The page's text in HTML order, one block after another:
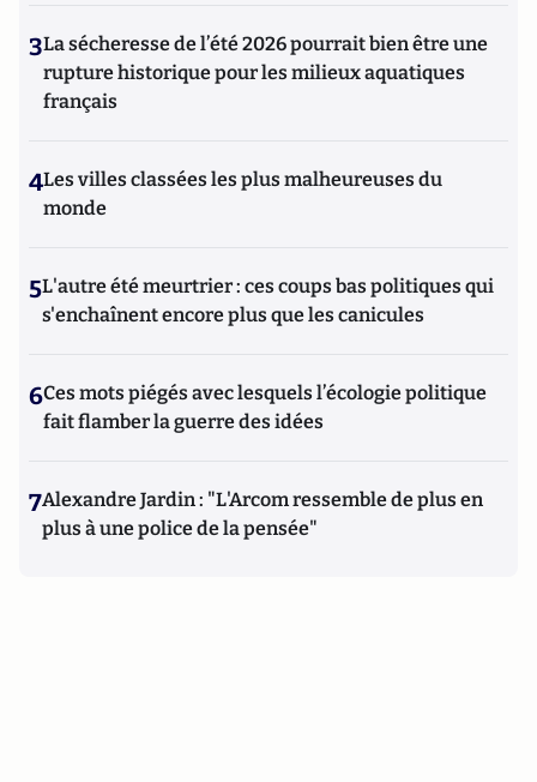
3La sécheresse de l’été 2026 pourrait bien être une
rupture historique pour les milieux aquatiques
français
4Les villes classées les plus malheureuses du
monde
5L'autre été meurtrier : ces coups bas politiques qui
s'enchaînent encore plus que les canicules
6Ces mots piégés avec lesquels l’écologie politique
fait flamber la guerre des idées
7Alexandre Jardin : "L'Arcom ressemble de plus en
plus à une police de la pensée"